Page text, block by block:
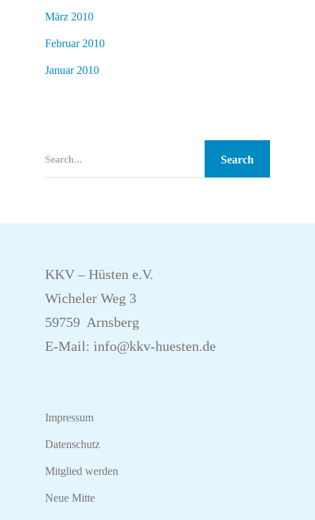
März 2010
Februar 2010
Januar 2010
Search...
KKV – Hüsten e.V.
Wicheler Weg 3
59759 Arnsberg
E-Mail: info@kkv-huesten.de
Impressum
Datenschutz
Mitglied werden
Neue Mitte